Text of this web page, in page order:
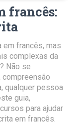
francês:
em francês, mas
complexas da
Não se
compreensão
qualquer pessoa
guia,
para ajudar
em francês.